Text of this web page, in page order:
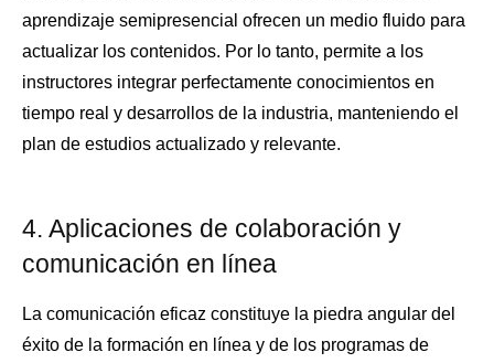
aprendizaje semipresencial ofrecen un medio fluido para
actualizar los contenidos. Por lo tanto, permite a los
instructores integrar perfectamente conocimientos en
tiempo real y desarrollos de la industria, manteniendo el
plan de estudios actualizado y relevante.
4. Aplicaciones de colaboración y
comunicación en línea
La comunicación eficaz constituye la piedra angular del
éxito de la formación en línea y de los programas de